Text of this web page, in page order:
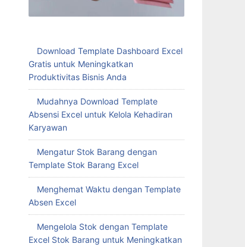
Download Template Dashboard Excel
Gratis untuk Meningkatkan
Produktivitas Bisnis Anda
Mudahnya Download Template
Absensi Excel untuk Kelola Kehadiran
Karyawan
Mengatur Stok Barang dengan
Template Stok Barang Excel
Menghemat Waktu dengan Template
Absen Excel
Mengelola Stok dengan Template
Excel Stok Barang untuk Meningkatkan